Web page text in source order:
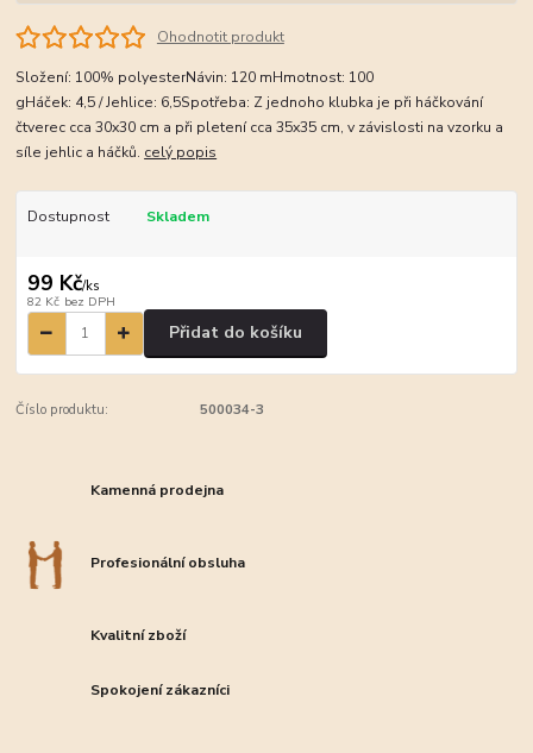
Ohodnotit produkt
Složení: 100% polyesterNávin: 120 mHmotnost: 100
gHáček: 4,5 / Jehlice: 6,5Spotřeba: Z jednoho klubka je při háčkování
čtverec cca 30x30 cm a při pletení cca 35x35 cm, v závislosti na vzorku a
síle jehlic a háčků. celý popis
Dostupnost Skladem
99 Kč/ks
82 Kč bez DPH
Přidat do košíku
Číslo produktu: 500034-3
Kamenná prodejna
Profesionální obsluha
Kvalitní zboží
Spokojení zákazníci